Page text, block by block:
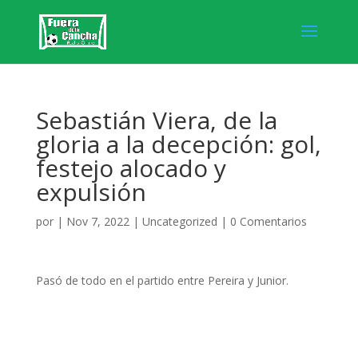
Sebastián Viera, de la
gloria a la decepción: gol,
festejo alocado y
expulsión
por | Nov 7, 2022| Uncategorized | 0 Comentarios
Pasó de todo en el partido entre Pereira y Junior.